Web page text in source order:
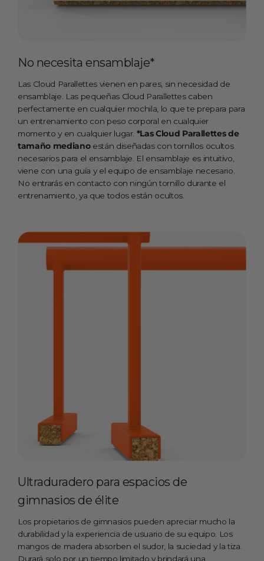
No necesita ensamblaje*
Las Cloud Parallettes vienen en pares, sin necesidad de
ensamblaje. Las pequeñas Cloud Parallettes caben
perfectamente en cualquier mochila, lo que te prepara para
un entrenamiento con peso corporal en cualquier
momento y en cualquier lugar. *Las Cloud Parallettes de
tamaño medianoestán diseñadas con tornillos ocultos
necesarios para el ensamblaje. El ensamblaje es intuitivo,
viene con una guía y el equipo de ensamblaje necesario.
No entrarás en contacto con ningún tornillo durante el
entrenamiento, ya que todos están ocultos.
Ultraduradero para espacios de
gimnasios de élite
Los propietarios de gimnasios pueden apreciar mucho la
durabilidad y la experiencia de usuario de su equipo. Los
mangos de madera absorben el sudor, la suciedad y la tiza.
Durará solo por un tiempo limitado y brindará una